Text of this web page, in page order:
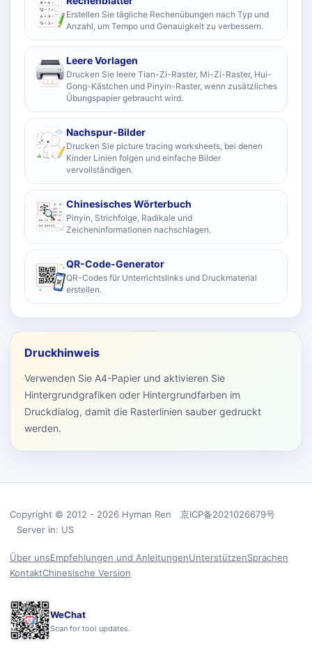
Erstellen Sie tägliche Rechenübungen nach Typ und
Anzahl, um Tempo und Genauigkeit zu verbessern.
Leere Vorlagen
Drucken Sie leere Tian-Zi-Raster, Mi-Zi-Raster, Hui-
Gong-Kästchen und Pinyin-Raster, wenn zusätzliches
Übungspapier gebraucht wird.
Nachspur-Bilder
Drucken Sie picture tracing worksheets, bei denen
Kinder Linien folgen und einfache Bilder
vervollständigen.
Chinesisches Wörterbuch
Pinyin, Strichfolge, Radikale und
Zeicheninformationen nachschlagen.
QR-Code-Generator
QR-Codes für Unterrichtslinks und Druckmaterial
erstellen.
Druckhinweis
Verwenden Sie A4-Papier und aktivieren Sie
Hintergrundgrafiken oder Hintergrundfarben im
Druckdialog, damit die Rasterlinien sauber gedruckt
werden.
Copyright © 2012 - 2026 Hyman Ren 京ICP备2021026679号
Server in: US
Über unsEmpfehlungen und AnleitungenUnterstützenSprachen
KontaktChinesische Version
WeChat
Scan for tool updates.